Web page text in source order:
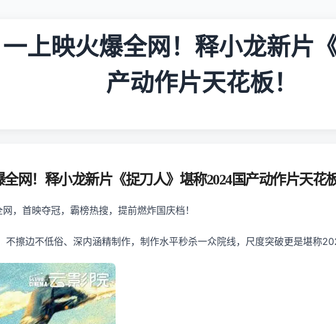
上映火爆全网！释小龙新片
产动作片天花板！
网！释小龙新片《捉刀人》堪称2024国产动作片天花板
，首映夺冠，霸榜热搜，提前燃炸国庆档！
擦边不低俗、深内涵精制作，制作水平秒杀一众院线，尺度突破更是堪称